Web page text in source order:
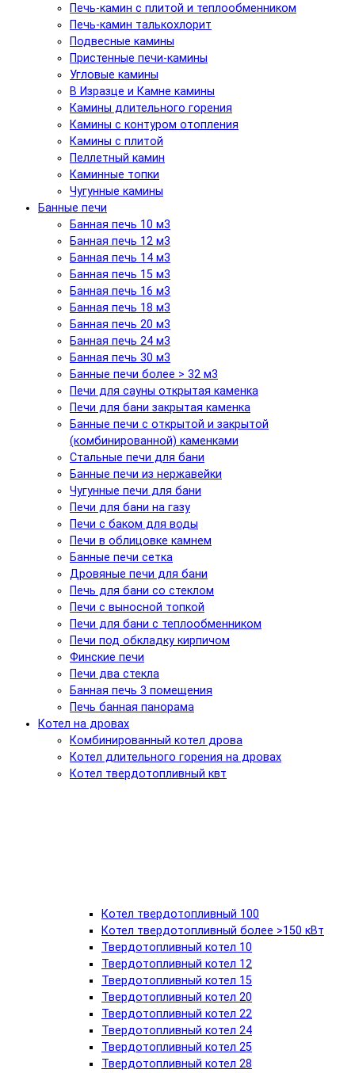
Печь-камин с плитой и теплообменником
Печь-камин талькохлорит
Подвесные камины
Пристенные печи-камины
Угловые камины
В Изразце и Камне камины
Камины длительного горения
Камины с контуром отопления
Камины с плитой
Пеллетный камин
Каминные топки
Чугунные камины
Банные печи
Банная печь 10 м3
Банная печь 12 м3
Банная печь 14 м3
Банная печь 15 м3
Банная печь 16 м3
Банная печь 18 м3
Банная печь 20 м3
Банная печь 24 м3
Банная печь 30 м3
Банные печи более > 32 м3
Печи для сауны открытая каменка
Печи для бани закрытая каменка
Банные печи с открытой и закрытой
(комбинированной) каменками
Стальные печи для бани
Банные печи из нержавейки
Чугунные печи для бани
Печи для бани на газу
Печи с баком для воды
Печи в облицовке камнем
Банные печи сетка
Дровяные печи для бани
Печь для бани со стеклом
Печи с выносной топкой
Печи для бани с теплообменником
Печи под обкладку кирпичом
Финские печи
Печи два стекла
Банная печь 3 помещения
Печь банная панорама
Котел на дровах
Комбинированный котел дрова
Котел длительного горения на дровах
Котел твердотопливный квт
Котел твердотопливный 100
Котел твердотопливный более >150 кВт
Твердотопливный котел 10
Твердотопливный котел 12
Твердотопливный котел 15
Твердотопливный котел 20
Твердотопливный котел 22
Твердотопливный котел 24
Твердотопливный котел 25
Твердотопливный котел 28